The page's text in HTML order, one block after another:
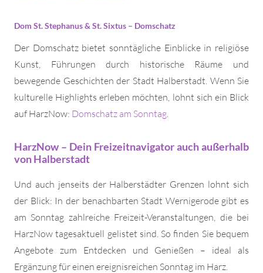
Dom St. Stephanus & St. Sixtus – Domschatz
Der Domschatz bietet sonntägliche Einblicke in religiöse
Kunst, Führungen durch historische Räume und
bewegende Geschichten der Stadt Halberstadt. Wenn Sie
kulturelle Highlights erleben möchten, lohnt sich ein Blick
auf HarzNow: Domschatz am Sonntag
HarzNow – Dein Freizeitnavigator auch außerhalb
von Halberstadt
Und auch jenseits der Halberstädter Grenzen lohnt sich
der Blick: In der benachbarten Stadt Wernigerode gibt es
am Sonntag zahlreiche Freizeit-Veranstaltungen, die bei
HarzNow tagesaktuell gelistet sind. So finden Sie bequem
Angebote zum Entdecken und Genießen – ideal als
Ergänzung für einen ereignisreichen Sonntag im Harz.